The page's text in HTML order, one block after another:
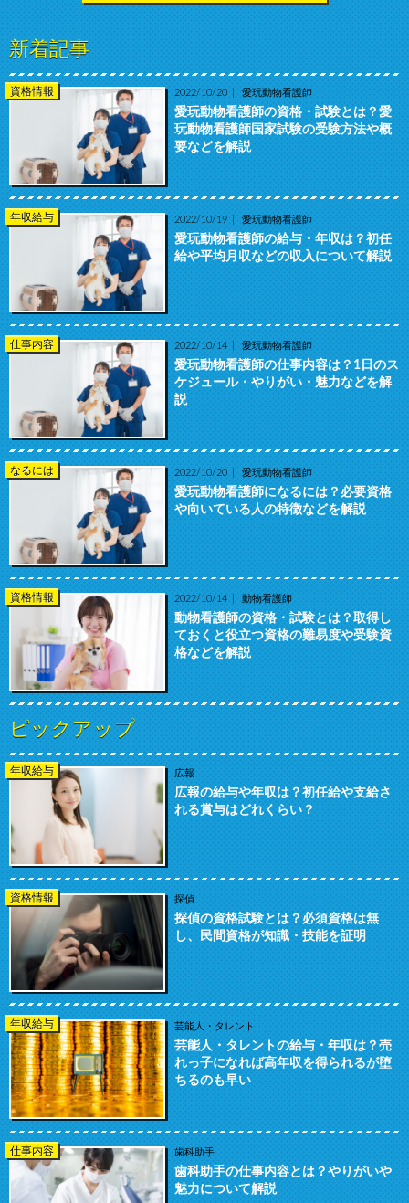
新着記事
資格情報 2022/10/20 愛玩動物看護師
愛玩動物看護師の資格・試験とは？愛
玩動物看護師国家試験の受験方法や概
要などを解説
年収給与 2022/10/19 愛玩動物看護師
愛玩動物看護師の給与・年収は？初任
給や平均月収などの収入について解説
仕事内容 2022/10/14 愛玩動物看護師
愛玩動物看護師の仕事内容は？1日のス
ケジュール・やりがい・魅力などを解
説
なるには 2022/10/20 愛玩動物看護師
愛玩動物看護師になるには？必要資格
や向いている人の特徴などを解説
資格情報 2022/10/14 動物看護師
動物看護師の資格・試験とは？取得し
ておくと役立つ資格の難易度や受験資
格などを解説
ピックアップ
年収給与 広報
広報の給与や年収は？初任給や支給さ
れる賞与はどれくらい？
資格情報 探偵
探偵の資格試験とは？必須資格は無
し、民間資格が知識・技能を証明
年収給与 芸能人・タレント
芸能人・タレントの給与・年収は？売
れっ子になれば高年収を得られるが堕
ちるのも早い
仕事内容 歯科助手
歯科助手の仕事内容とは？やりがいや
魅力について解説